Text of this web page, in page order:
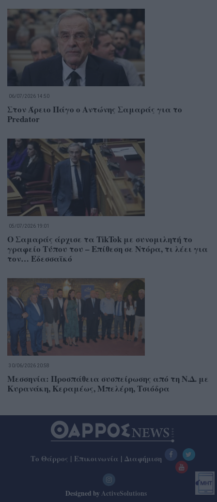
06/07/2026 14:50
Στον Άρειο Πάγο ο Αντώνης Σαμαράς για το
Predator
05/07/2026 19:01
Ο Σαμαράς άρχισε τα TikTok με συνομιλητή το
γραφείο Τύπου του – Επίθεση σε Ντόρα, τι λέει για
τον… Εδεσσαϊκό
30/06/2026 20:58
Μεσσηνία: Προσπάθεια συσπείρωσης από τη Ν.Δ. με
Κυρανάκη, Κεραμέως, Μπελέρη, Τσιόδρα
Το Θάρρος | Επικοινωνία | Διαφήμιση
Designed by ActiveSolutions